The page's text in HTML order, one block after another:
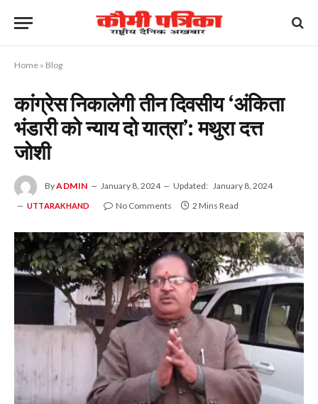
Home » Blog
कांग्रेस निकालेगी तीन दिवसीय ‘अंकिता
भंडारी को न्याय दो यात्रा’: मथुरा दत्त
जोशी
ByADMIN January 8, 2024 Updated: January 8, 2024
UTTARAKHAND No Comments 2 Mins Read